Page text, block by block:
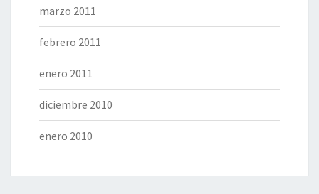
marzo 2011
febrero 2011
enero 2011
diciembre 2010
enero 2010